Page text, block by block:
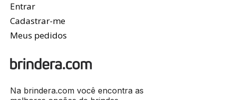
Entrar
Cadastrar-me
Meus pedidos
Na brindera.com você encontra as